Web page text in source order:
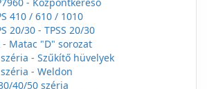
410 / 610 / 1010
20/30 - TPSS 20/30
Matac "D" sorozat
széria - Szűkítő hüvelyek
széria - Weldon
40/50 széria